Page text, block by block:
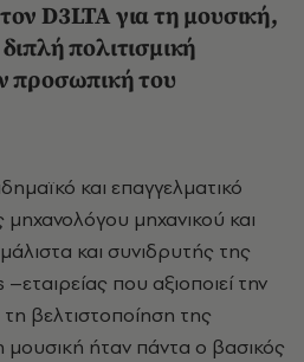
D3LTA για τη μουσική,
πολιτισμική
προσωπική του
μηχανικού και
και συνιδρυτής της
που αξιοποιεί την
βελτιστοποίηση της
μουσική ήταν πάντα ο βασικός